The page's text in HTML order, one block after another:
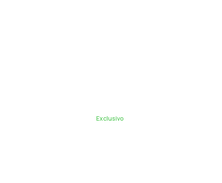
Exclusivo